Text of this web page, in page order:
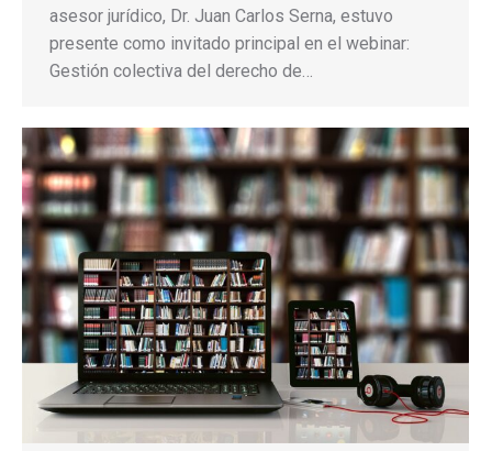
asesor jurídico, Dr. Juan Carlos Serna, estuvo
presente como invitado principal en el webinar:
Gestión colectiva del derecho de…